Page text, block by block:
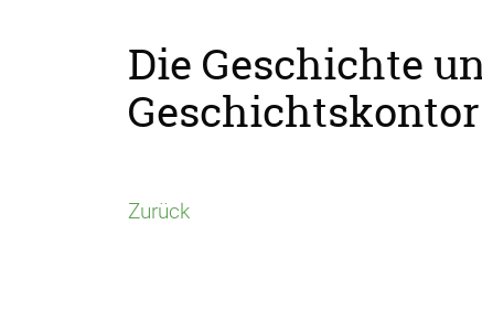
Die Geschichte
Zurück